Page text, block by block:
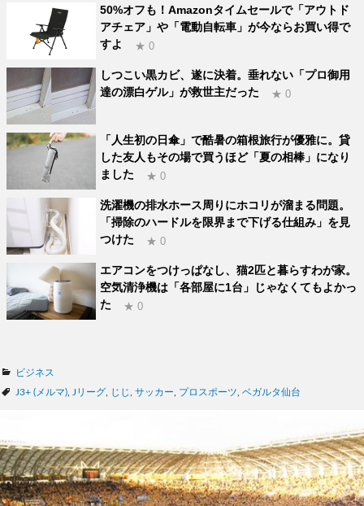
50%オフも！Amazonタイムセールで「アウトド
アチェア」や「電動自転車」が今ならお買い得で
すよ
★ 0
しつこい黒カビ、遂に決着。垂れない「プロ御用
達の漂白ゲル」が救世主だった
★ 0
「人生初の日傘」で酷暑の箱根旅行が優雅に。貸
した友人もその場で買うほど「夏の相棒」になり
ました
★ 0
洗濯機の排水ホース周りにホコリが溜まる問題。
「掃除のハードルを限界まで下げる仕組み」を見
つけた
★ 0
エアコンをつけっぱなし、猫2匹と暮らすわが家。
空気清浄機は「各部屋に1台」じゃなくてもよかっ
た
★ 0
カ
テ
ビジネス
タ
J3+ (メルマ) Jリーグ じじ サッカー プロスポーツ ベガルタ仙台